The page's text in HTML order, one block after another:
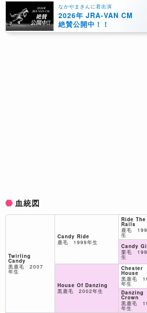
なかやまきんに君出演
2026年 JRA-VAN CM
絶賛公開中！！
血統図
Twirling
Candy
黒鹿毛 2007
年生
Candy Ride
鹿毛 1999年生
House Of Danzing
黒鹿毛 2002年生
Ride The
Rails
鹿毛
生
Candy
栗毛
生
Chester
House
黒鹿毛
年生
Danzing
Crown
黒鹿毛
年生